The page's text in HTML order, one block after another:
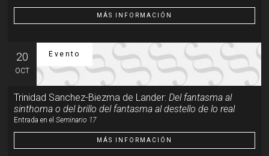
MÁS INFORMACIÓN
20
OCT
Evento
Trinidad Sanchez-Biezma de Lander:Del fantasma al
sinthoma o del brillo del fantasma al destello de lo real
Entrada en elSeminario 17
MÁS INFORMACIÓN